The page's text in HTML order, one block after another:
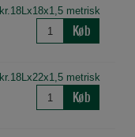
metrisk
Køb
metrisk
Køb